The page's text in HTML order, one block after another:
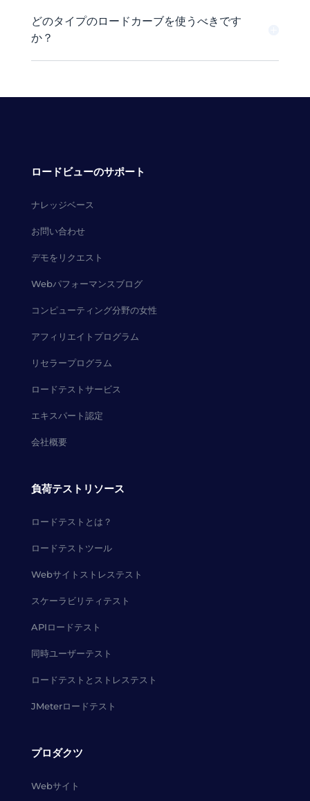
どのタイプのロードカーブを使うべきです
か？
ロードビューのサポート
ナレッジベース
お問い合わせ
デモをリクエスト
Webパフォーマンスブログ
コンピューティング分野の女性
アフィリエイトプログラム
リセラープログラム
ロードテストサービス
エキスパート認定
会社概要
負荷テストリソース
ロードテストとは？
ロードテストツール
Webサイトストレステスト
スケーラビリティテスト
APIロードテスト
同時ユーザーテスト
ロードテストとストレステスト
JMeterロードテスト
プロダクツ
Webサイト